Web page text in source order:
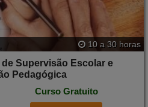
10 a 30 horas
Supervisão Escolar e
Pedagógica
Curso Gratuito